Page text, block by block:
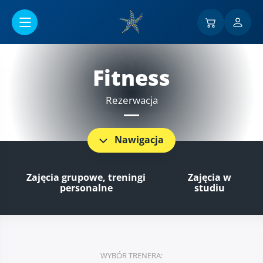
Fitness
Rezerwacja
Nawigacja
Zajęcia grupowe, treningi
personalne
Zajęcia w
studiu
WYBÓR TRENERA: